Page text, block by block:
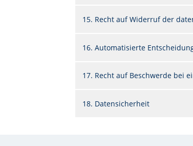
15. Recht auf Widerruf der
16. Automatisierte
17. Recht auf Beschwerde bei
18. Datensicherheit